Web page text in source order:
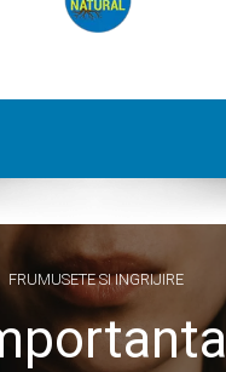
FRUMUSETE SI INGRIJIRE